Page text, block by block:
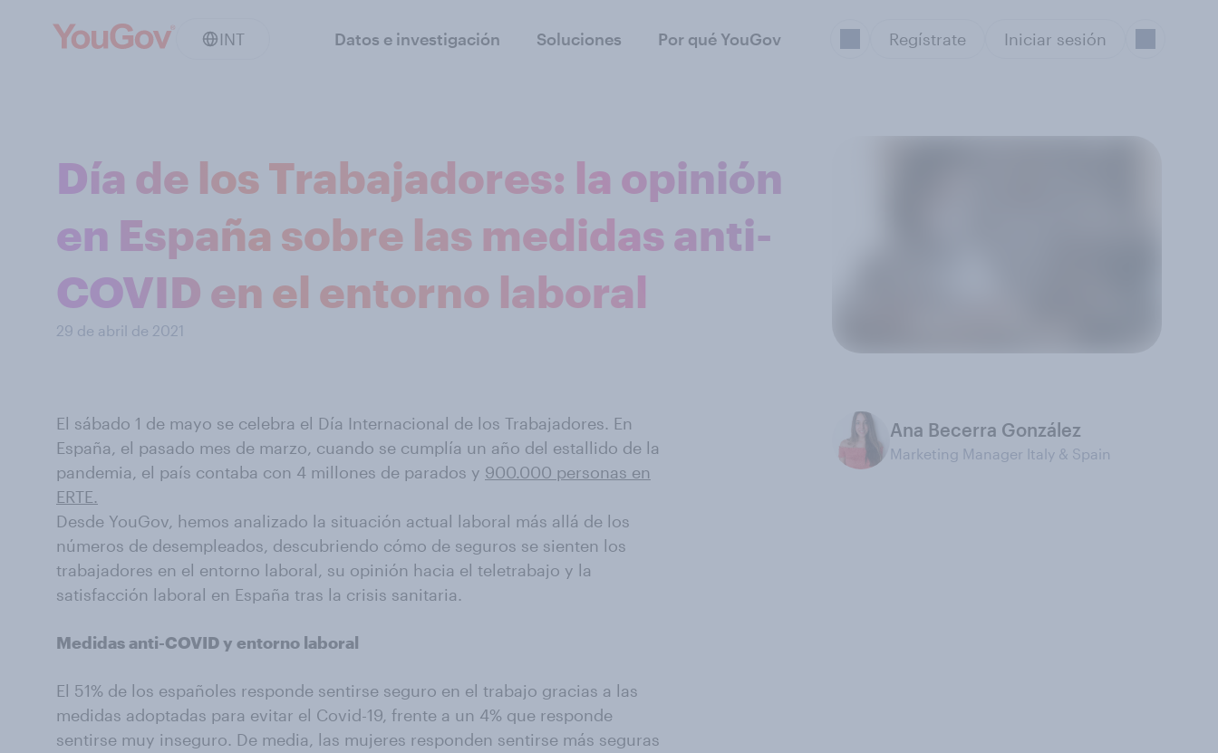
INT Datos e investigación Soluciones Por qué YouGov Regístrate Iniciar sesión
Día de los Trabajadores: la opinión
en España sobre las medidas anti-
COVID en el entorno laboral
29 de abril de 2021
El sábado 1 de mayo se celebra el Día Internacional de los Trabajadores. En
España, el pasado mes de marzo, cuando se cumplía un año del estallido de la
pandemia, el país contaba con 4 millones de parados y 900.000 personas en
ERTE.
Desde YouGov, hemos analizado la situación actual laboral más allá de los
números de desempleados, descubriendo cómo de seguros se sienten los
trabajadores en el entorno laboral, su opinión hacia el teletrabajo y la
satisfacción laboral en España tras la crisis sanitaria.
Medidas anti-COVID y entorno laboral
El 51% de los españoles responde sentirse seguro en el trabajo gracias a las
medidas adoptadas para evitar el Covid-19, frente a un 4% que responde
sentirse muy inseguro. De media, las mujeres responden sentirse más seguras
Ana Becerra González
Marketing Manager Italy & Spain